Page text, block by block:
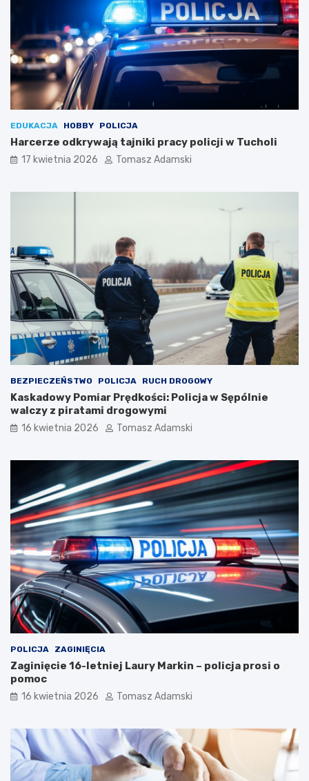
EDUKACJA HOBBY POLICJA
Harcerze odkrywają tajniki pracy policji w Tucholi
17 kwietnia 2026 Tomasz Adamski
BEZPIECZEŃSTWO POLICJA RUCH DROGOWY
Kaskadowy Pomiar Prędkości: Policja w Sępólnie
walczy z piratami drogowymi
16 kwietnia 2026 Tomasz Adamski
POLICJA ZAGINIĘCIA
Zaginięcie 16-letniej Laury Markin – policja prosi o
pomoc
16 kwietnia 2026 Tomasz Adamski